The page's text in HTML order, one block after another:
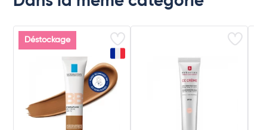
Déstockage